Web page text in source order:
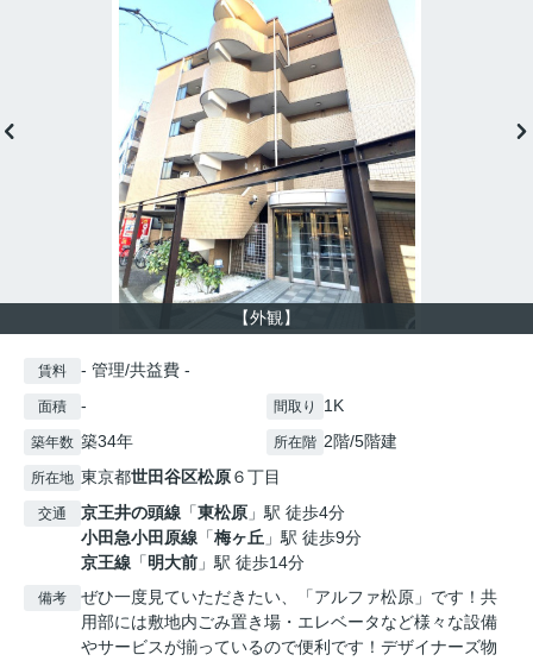
【外観】
賃料 - 管理/共益費 -
面積 - 間取り 1K
築年数 築34年 所在階 2階/5階建
所在地 東京都世田谷区松原６丁目
交通 京王井の頭線 「東松原 」駅 徒歩4分
小田急小田原線 「梅ヶ丘 」駅 徒歩9分
京王線 「明大前 」駅 徒歩14分
備考
ぜひ一度見ていただきたい、「アルファ松原」です！共
用部には敷地内ごみ置き場・エレベータなど様々な設備
やサービスが揃っているので便利です！デザイナーズ物